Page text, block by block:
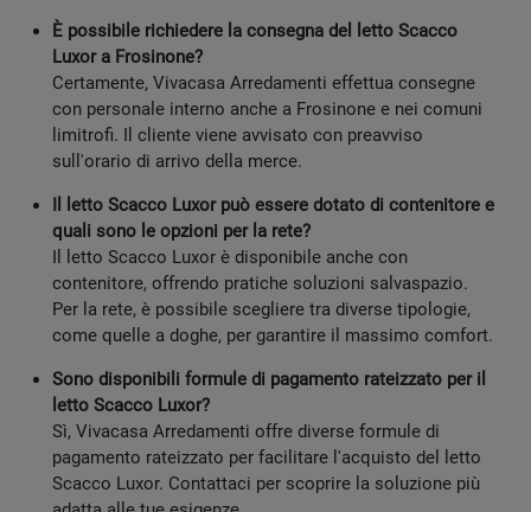
È possibile richiedere la consegna del letto Scacco
Luxor a Frosinone?
Certamente, Vivacasa Arredamenti effettua consegne
con personale interno anche a Frosinone e nei comuni
limitrofi. Il cliente viene avvisato con preavviso
sull'orario di arrivo della merce.
Il letto Scacco Luxor può essere dotato di contenitore e
quali sono le opzioni per la rete?
Il letto Scacco Luxor è disponibile anche con
contenitore, offrendo pratiche soluzioni salvaspazio.
Per la rete, è possibile scegliere tra diverse tipologie,
come quelle a doghe, per garantire il massimo comfort.
Sono disponibili formule di pagamento rateizzato per il
letto Scacco Luxor?
Sì, Vivacasa Arredamenti offre diverse formule di
pagamento rateizzato per facilitare l'acquisto del letto
Scacco Luxor. Contattaci per scoprire la soluzione più